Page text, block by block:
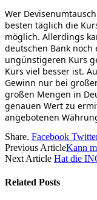
Wer
besten täglich die
möglich. Allerdings
deutschen Bank noch
ungünstigeren Kurs
Kurs viel besser ist.
Gewinn nur bei
großen Mengen in
genauen Wert zu
angebotenen
Share. Facebook
Previous ArticleKann
Next Article Hat die
Related Posts